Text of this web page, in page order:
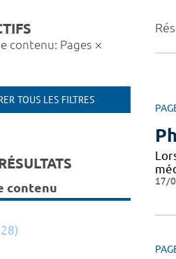
17/
contenu: Pages
TOUS LES FILTRES
contenu